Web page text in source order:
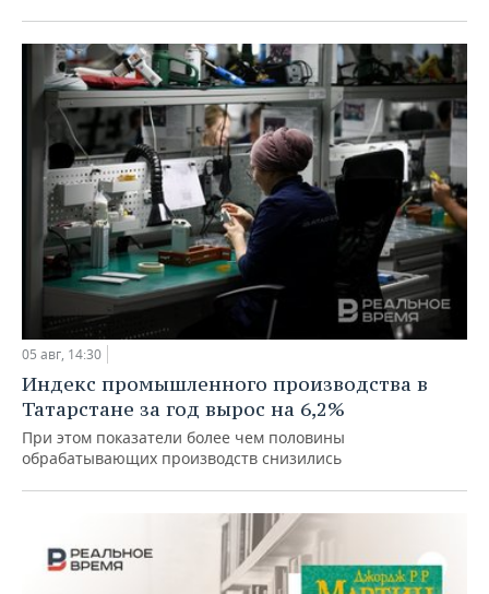
05 авг, 14:30
Индекс промышленного производства в
Татарстане за год вырос на 6,2%
При этом показатели более чем половины
обрабатывающих производств снизились